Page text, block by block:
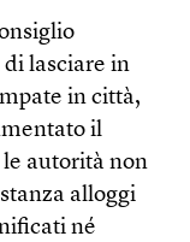
lasciare in
in città,
il
autorità non
alloggi
né